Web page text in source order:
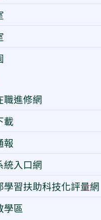
職進修網
載
報
統入口網
學習扶助科技化評量網
學區